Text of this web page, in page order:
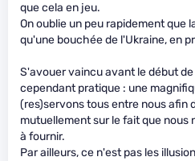
que cela en jeu.
On oublie un peu rapidement que
qu'une bouchée de l'Ukraine, en
S'avouer vaincu avant le début
cependant pratique : une
(res)servons tous entre nous afin
mutuellement sur le fait que
à fournir.
Par ailleurs, ce n'est pas les